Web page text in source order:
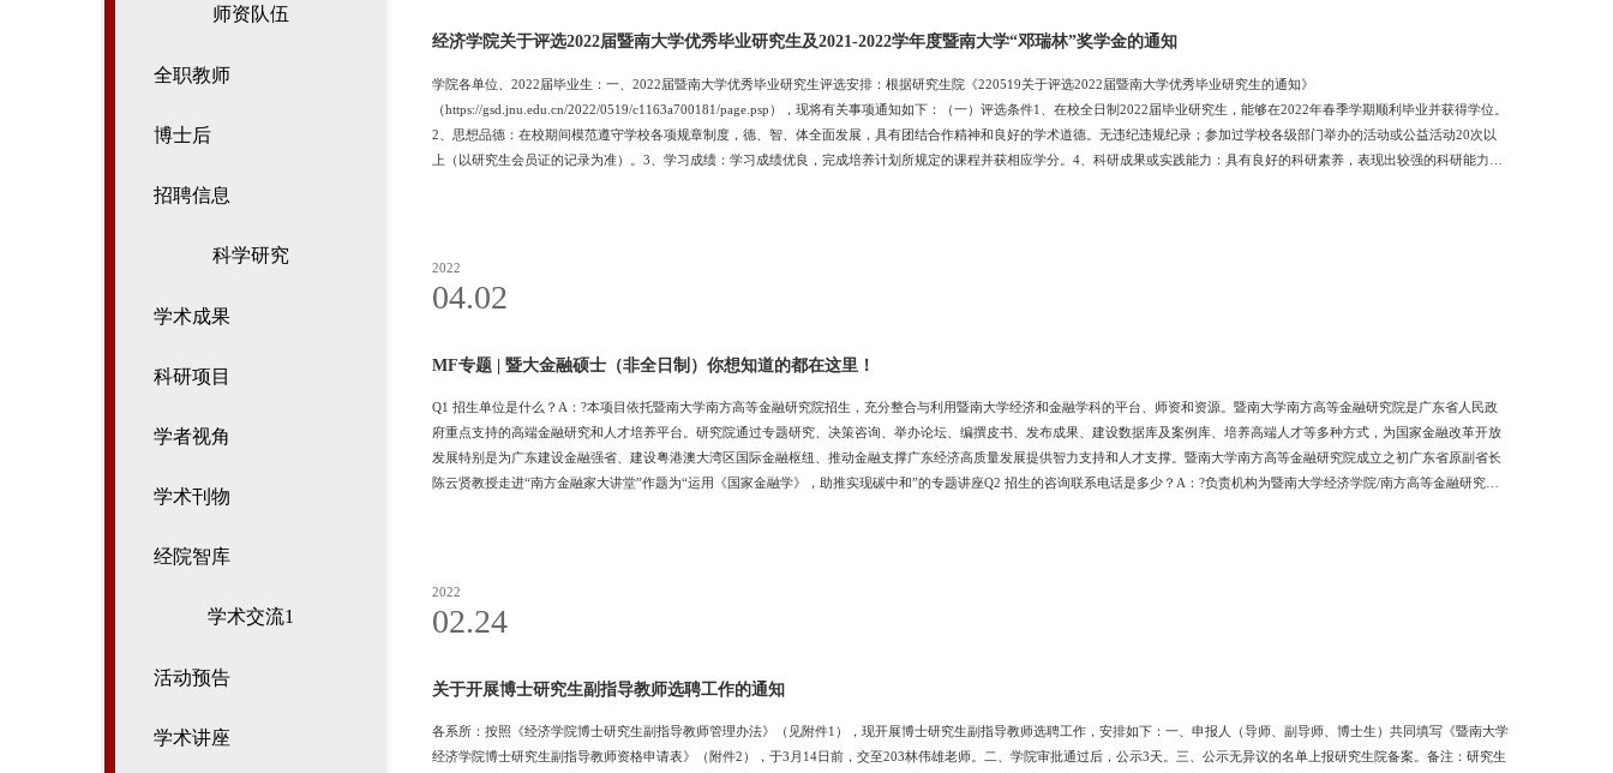
师资队伍
全职教师
博士后
招聘信息
科学研究
学术成果
科研项目
学者视角
学术刊物
经院智库
学术交流1
活动预告
学术讲座
经济学院关于评选2022届暨南大学优秀毕业研究生及2021-2022学年度暨南大学“邓瑞林”奖学金的通知
学院各单位、2022届毕业生：一、2022届暨南大学优秀毕业研究生评选安排：根据研究生院《220519关于评选2022届暨南大学优秀毕业研究生的通知》
（https://gsd.jnu.edu.cn/2022/0519/c1163a700181/page.psp），现将有关事项通知如下：（一）评选条件1、在校全日制2022届毕业研究生，能够在2022年春季学期顺利毕业并获得学位。
2、思想品德：在校期间模范遵守学校各项规章制度，德、智、体全面发展，具有团结合作精神和良好的学术道德。无违纪违规纪录；参加过学校各级部门举办的活动或公益活动20次以
上（以研究生会员证的记录为准）。3、学习成绩：学习成绩优良，完成培养计划所规定的课程并获相应学分。4、科研成果或实践能力：具有良好的科研素养，表现出较强的科研能力，
2022
04.02
MF专题 | 暨大金融硕士（非全日制）你想知道的都在这里！
Q1 招生单位是什么？A：?本项目依托暨南大学南方高等金融研究院招生，充分整合与利用暨南大学经济和金融学科的平台、师资和资源。暨南大学南方高等金融研究院是广东省人民政
府重点支持的高端金融研究和人才培养平台。研究院通过专题研究、决策咨询、举办论坛、编撰皮书、发布成果、建设数据库及案例库、培养高端人才等多种方式，为国家金融改革开放
发展特别是为广东建设金融强省、建设粤港澳大湾区国际金融枢纽、推动金融支撑广东经济高质量发展提供智力支持和人才支撑。暨南大学南方高等金融研究院成立之初广东省原副省长
陈云贤教授走进“南方金融家大讲堂”作题为“运用《国家金融学》，助推实现碳中和”的专题讲座Q2 招生的咨询联系电话是多少？A：?负责机构为暨南大学经济学院/南方高等金融研究院
2022
02.24
关于开展博士研究生副指导教师选聘工作的通知
各系所：按照《经济学院博士研究生副指导教师管理办法》（见附件1），现开展博士研究生副指导教师选聘工作，安排如下：一、申报人（导师、副导师、博士生）共同填写《暨南大学
经济学院博士研究生副指导教师资格申请表》（附件2），于3月14日前，交至203林伟雄老师。二、学院审批通过后，公示3天。三、公示无异议的名单上报研究生院备案。备注：研究生